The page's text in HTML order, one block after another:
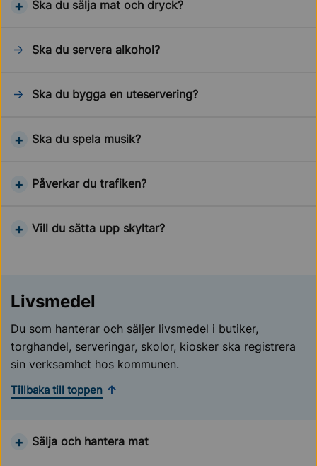
Ska du sälja mat och dryck?
Ska du servera alkohol?
Ska du bygga en uteservering?
Ska du spela musik?
Påverkar du trafiken?
Vill du sätta upp skyltar?
Livsmedel
Du som hanterar och säljer livsmedel i butiker,
torghandel, serveringar, skolor, kiosker ska registrera
sin verksamhet hos kommunen.
Tillbaka till toppen
Sälja och hantera mat